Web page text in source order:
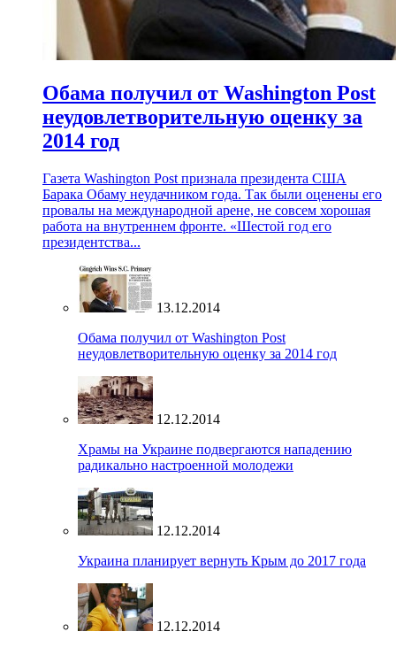
Обама получил от Washington Post
неудовлетворительную оценку за
2014 год
Газета Washington Post признала президента США
Барака Обаму неудачником года. Так были оценены его
провалы на международной арене, не совсем хорошая
работа на внутреннем фронте. «Шестой год его
президентства...
13.12.2014
Обама получил от Washington Post
неудовлетворительную оценку за 2014 год
12.12.2014
Храмы на Украине подвергаются нападению
радикально настроенной молодежи
12.12.2014
Украина планирует вернуть Крым до 2017 года
12.12.2014